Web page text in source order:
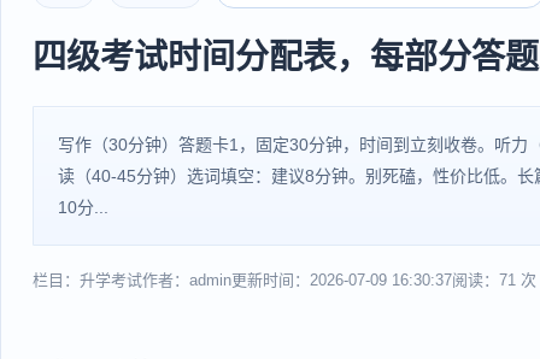
四级考试时间分配表，每部分答
写作（30分钟）答题卡1，固定30分钟，时间到立刻收卷。听
读（40-45分钟）选词填空：建议8分钟。别死磕，性价比低。
10分...
栏目：升学考试作者：admin更新时间：2026-07-09 16:30:37阅读：71 次